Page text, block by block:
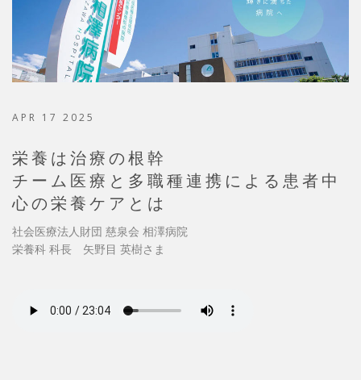
APR 17 2025
栄養は治療の根幹
チーム医療と多職種連携による患者中
心の栄養ケアとは
社会医療法人財団 慈泉会 相澤病院
栄養科 科長 矢野目 英樹さま